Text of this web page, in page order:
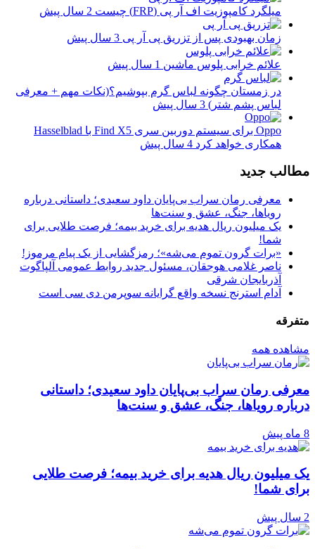
میلگرد کامپوزیت اف آر پی (FRP) چیست 2 سال پیش
زمان بهبودی پس از تزریق پی آر پی 3 سال پیش
علائم خرابی پلوس ماشین 1 سال پیش
در زمستان چگونه لباس گرم بپوشیم؟(نکات مهم + معرفی
لباس پشم شتر) 3 سال پیش
Oppo برای سیستم دوربین سری Find X5 با Hasselblad
همکاری خواهد کرد 4 سال پیش
مطالب جدید
معرفی رمان سراب بی‌پایان داود سعیدی؛ داستانی درباره
رویاها، جنگ، عشق و سنت‌ها
یک میلیون ریال هدیه برای خرید بیمه؛ فرصت طلایی برای
شما!
«برات گرون تموم می‌شه»؛ رمزگشایی از یک پیام مرموز!
ناصر غلامی هوجقان، مسئول جدید روابط عمومی آلپاگوت
آذربایجان شرقی
آدام استرنج نسخه واقع گرایانه سوپرمن دی سی است
متفرقه
مشاهده همه
معرفی رمان سراب بی‌پایان داود سعیدی؛ داستانی
درباره رویاها، جنگ، عشق و سنت‌ها
8 ماه پیش
یک میلیون ریال هدیه برای خرید بیمه؛ فرصت طلایی
برای شما!
2 سال پیش